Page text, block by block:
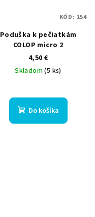
Poduška k pečiatkám
COLOP micro 2
4,50 €
Skladom(5 ks)
Do košíka
KÓD: 154